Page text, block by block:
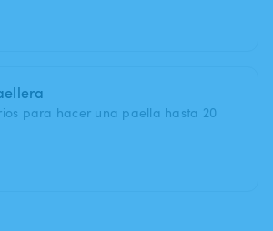
para hacer una paella hasta 20